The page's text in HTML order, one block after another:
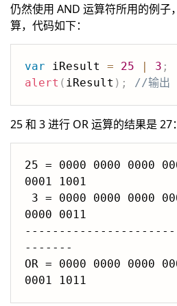
仍然使用 AND 运算符所用的例子
算，代码如下：
var iResult = 25 | 3 ;
alert ( iResult ) ; //输出
25 和 3 进行 OR 运算的结果是 27：
25 = 0000 0000 0000
0001 1001
0000 0011
-------
OR = 0000 0000 0000